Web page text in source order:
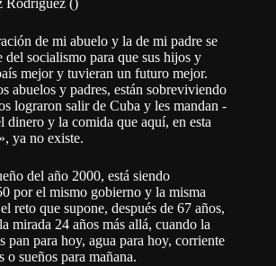
Rodríguez ()
de mi abuelo y la de mi padre se
del socialismo para que sus hijos y
mejor y tuvieran un futuro mejor.
abuelos y padres, están sobreviviendo
lograron salir de Cuba y les mandan -
dinero y la comida que aquí, en esta
ya no existe.
del año 2000, está siendo
por el mismo gobierno y la misma
reto que supone, después de 67 años,
mirada 24 años más allá, cuando la
pan para hoy, agua para hoy, corriente
o sueños para mañana.